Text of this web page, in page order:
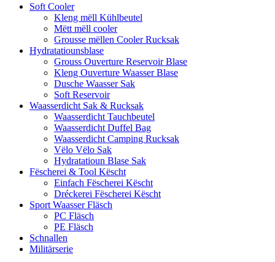
Soft Cooler
Kleng mëll Kühlbeutel
Mëtt mëll cooler
Grousse mëllen Cooler Rucksak
Hydratatiounsblase
Grouss Ouverture Reservoir Blase
Kleng Ouverture Waasser Blase
Dusche Waasser Sak
Soft Reservoir
Waasserdicht Sak & Rucksak
Waasserdicht Tauchbeutel
Waasserdicht Duffel Bag
Waasserdicht Camping Rucksak
Vëlo Vëlo Sak
Hydratatioun Blase Sak
Fëscherei & Tool Këscht
Einfach Fëscherei Këscht
Dréckerei Fëscherei Këscht
Sport Waasser Fläsch
PC Fläsch
PE Fläsch
Schnallen
Militärserie